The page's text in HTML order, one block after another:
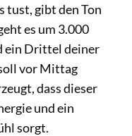
tust, gibt den Ton
es um 3.000
ein Drittel deiner
vor Mittag
dass dieser
und ein
sorgt.